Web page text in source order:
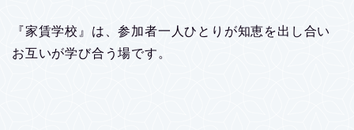
『家賃学校』は、参加者一人ひとりが知恵を出し合い
お互いが学び合う場です。